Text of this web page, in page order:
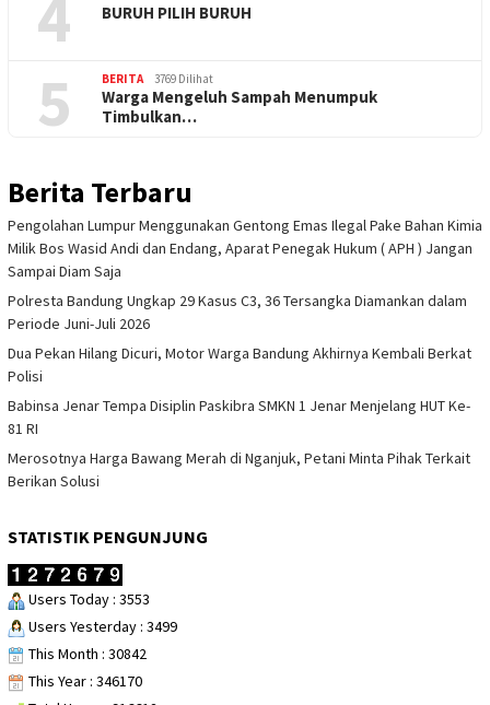
4 BURUH PILIH BURUH
5 BERITA 3769 Dilihat
Warga Mengeluh Sampah Menumpuk
Timbulkan…
Berita Terbaru
Pengolahan Lumpur Menggunakan Gentong Emas Ilegal Pake Bahan Kimia
Milik Bos Wasid Andi dan Endang, Aparat Penegak Hukum ( APH ) Jangan
Sampai Diam Saja
Polresta Bandung Ungkap 29 Kasus C3, 36 Tersangka Diamankan dalam
Periode Juni-Juli 2026
Dua Pekan Hilang Dicuri, Motor Warga Bandung Akhirnya Kembali Berkat
Polisi
Babinsa Jenar Tempa Disiplin Paskibra SMKN 1 Jenar Menjelang HUT Ke-
81 RI
Merosotnya Harga Bawang Merah di Nganjuk, Petani Minta Pihak Terkait
Berikan Solusi
STATISTIK PENGUNJUNG
Users Today : 3553
Users Yesterday : 3499
This Month : 30842
This Year : 346170